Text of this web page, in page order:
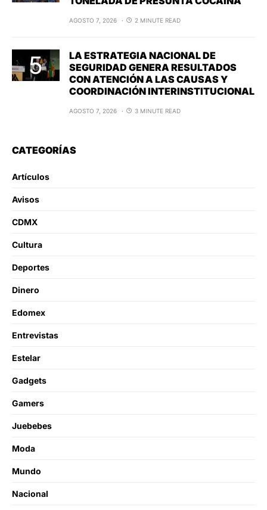
AGOSTO 7, 2026 2 MINUTE READ
LA ESTRATEGIA NACIONAL DE
SEGURIDAD GENERA RESULTADOS
CON ATENCIÓN A LAS CAUSAS Y
COORDINACIÓN INTERINSTITUCIONAL
AGOSTO 7, 2026 3 MINUTE READ
CATEGORÍAS
Artículos
Avisos
CDMX
Cultura
Deportes
Dinero
Edomex
Entrevistas
Estelar
Gadgets
Gamers
Juebebes
Moda
Mundo
Nacional